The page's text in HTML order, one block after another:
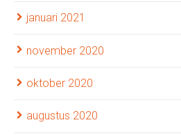
januari 2021
november 2020
oktober 2020
augustus 2020